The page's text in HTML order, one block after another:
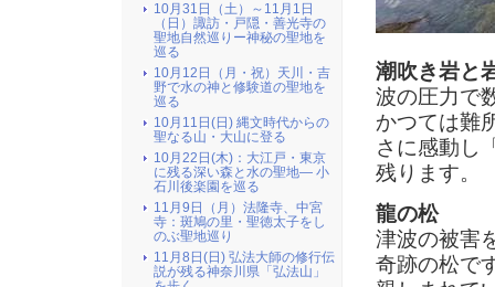
潮吹き岩と
波の圧力で
かつては難
さに感動し
残ります。
龍の松
津波の被害
奇跡の松で
10月31日（土）～11月1日
（日）諏訪・戸隠・善光寺の
聖地自然巡りー神秘の聖地を
巡る
10月12日（月・祝）天川・吉
野で水の神と修験道の聖地を
巡る
10月11日(日) 縄文時代からの
聖なる山・大山に登る
10月22日(木)：大江戸・東京
に残る深い森と水の聖地― 小
石川後楽園を巡る
11月9日（月）法隆寺、中宮
寺：斑鳩の里・聖徳太子をし
のぶ聖地巡り
11月8日(日) 弘法大師の修行伝
説が残る神奈川県「弘法山」